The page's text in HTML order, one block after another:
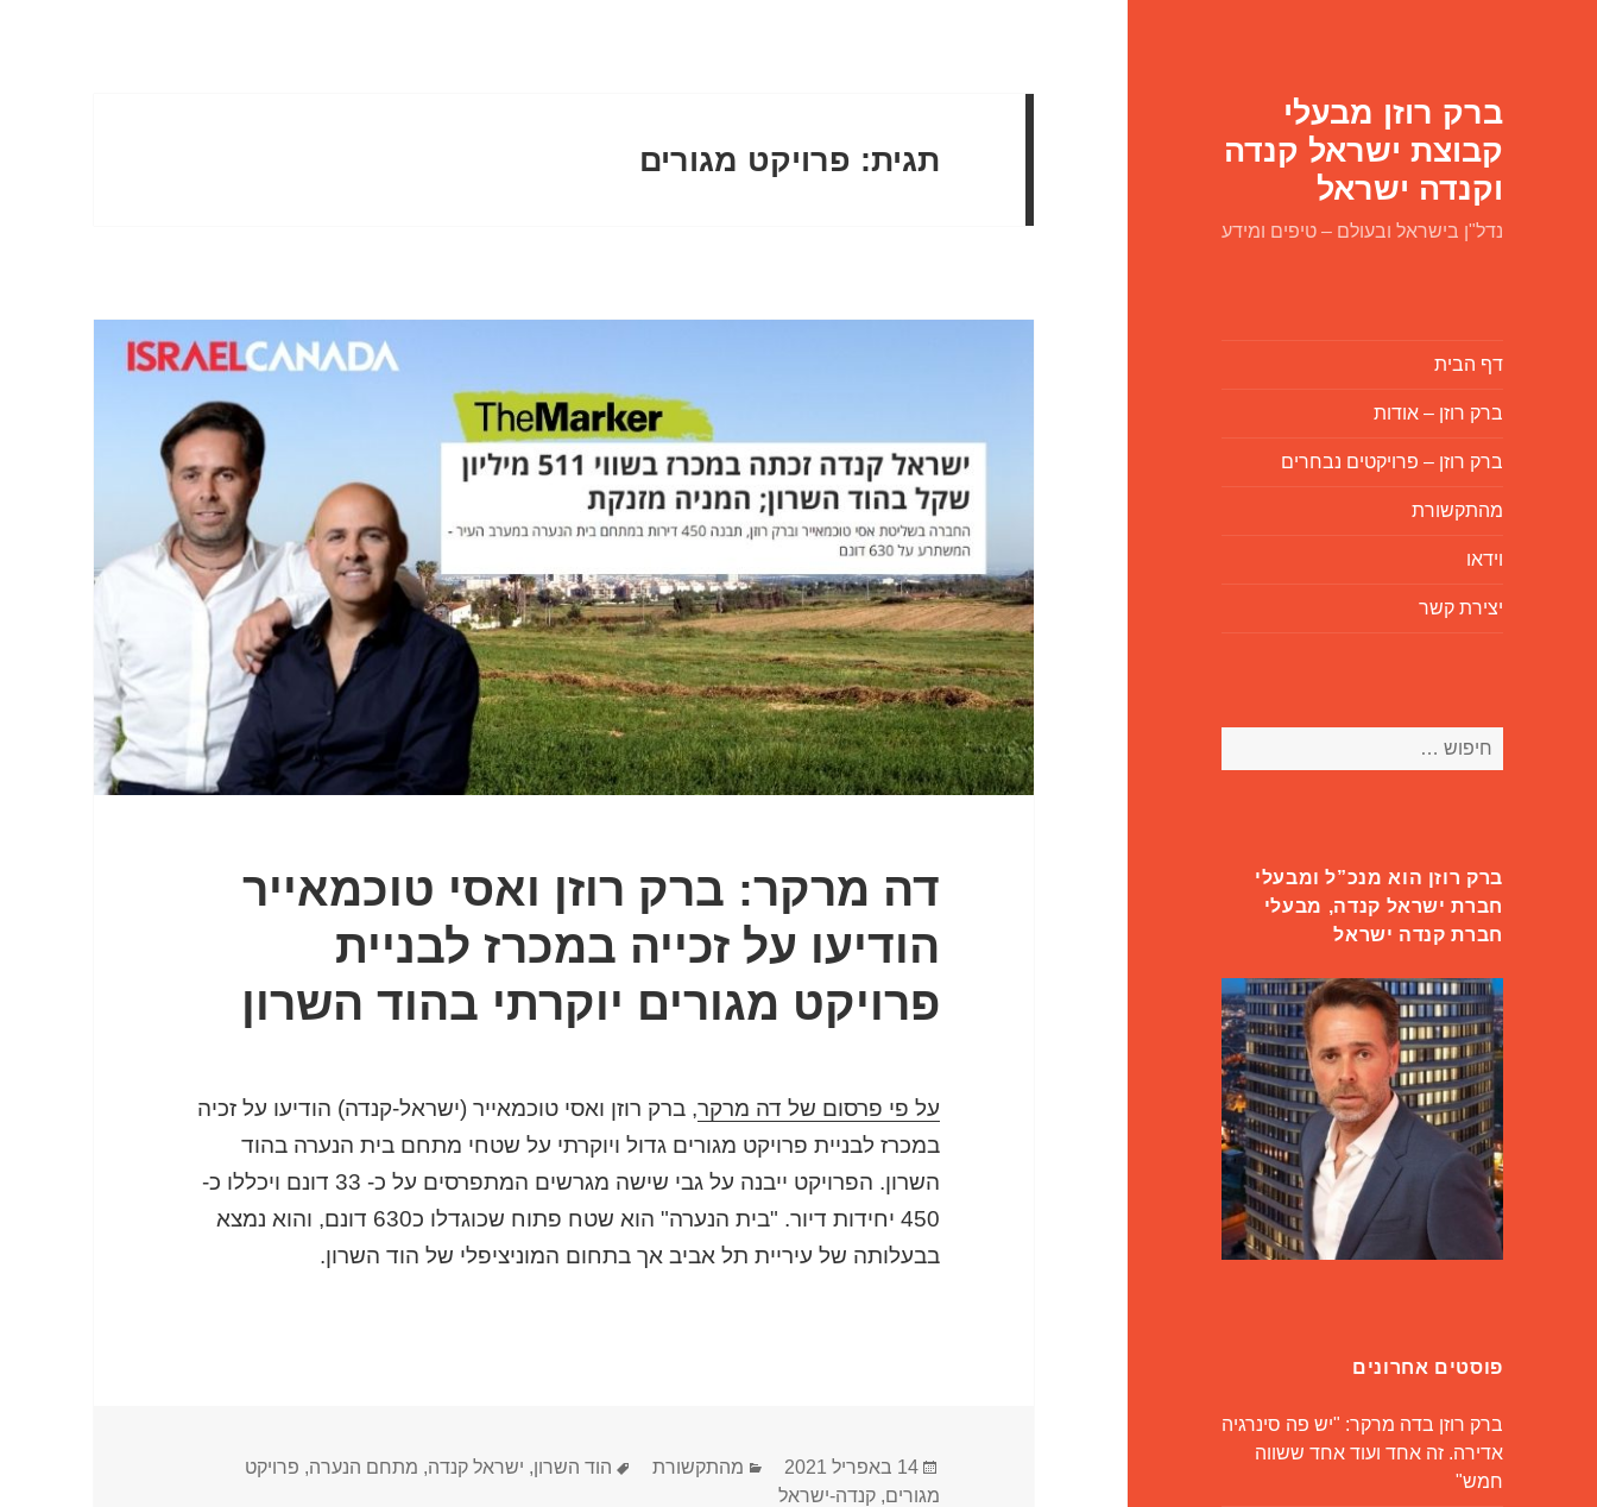
ברק רוזן מבעלי
קבוצת ישראל קנדה
וקנדה ישראל
נדל"ן בישראל ובעולם – טיפים ומידע
דף הבית
ברק רוזן – אודות
ברק רוזן – פרויקטים נבחרים
מהתקשורת
וידאו
יצירת קשר
חיפוש:
ברק רוזן הוא מנכ”ל ומבעלי
חברת ישראל קנדה, מבעלי
חברת קנדה ישראל
פוסטים אחרונים
ברק רוזן בדה מרקר: "יש פה סינרגיה
אדירה. זה אחד ועוד אחד ששווה
חמש"
תגית: פרויקט מגורים
דה מרקר: ברק רוזן ואסי טוכמאייר
הודיעו על זכייה במכרז לבניית
פרויקט מגורים יוקרתי בהוד השרון
על פי פרסום של דה מרקר, ברק רוזן ואסי טוכמאייר (ישראל-קנדה) הודיעו על זכיה
במכרז לבניית פרויקט מגורים גדול ויוקרתי על שטחי מתחם בית הנערה בהוד
השרון. הפרויקט ייבנה על גבי שישה מגרשים המתפרסים על כ- 33 דונם ויכללו כ-
450 יחידות דיור. "בית הנערה" הוא שטח פתוח שכוגדלו כ630 דונם, והוא נמצא
בבעלותה של עיריית תל אביב אך בתחום המוניציפלי של הוד השרון.
פורסם
בתאריך
14 באפריל 2021 קטגוריות
מהתקשורת תגיות
הוד השרון, ישראל קנדה, מתחם הנערה, פרויקט
מגורים,קנדה-ישראל